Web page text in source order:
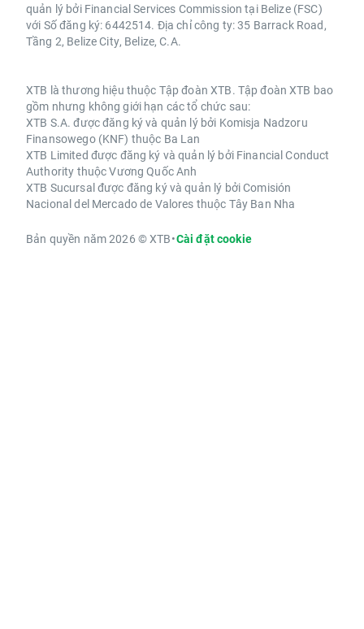
quản lý bởi Financial Services Commission tại Belize (FSC)
với Số đăng ký: 6442514. Địa chỉ công ty: 35 Barrack Road,
Tầng 2, Belize City, Belize, C.A.
XTB là thương hiệu thuộc Tập đoàn XTB. Tập đoàn XTB bao
gồm nhưng không giới hạn các tổ chức sau:
XTB S.A. được đăng ký và quản lý bởi Komisja Nadzoru
Finansowego (KNF) thuộc Ba Lan
XTB Limited được đăng ký và quản lý bởi Financial Conduct
Authority thuộc Vương Quốc Anh
XTB Sucursal được đăng ký và quản lý bởi Comisión
Nacional del Mercado de Valores thuộc Tây Ban Nha
Bản quyền năm 2026 © XTB•Cài đặt cookie